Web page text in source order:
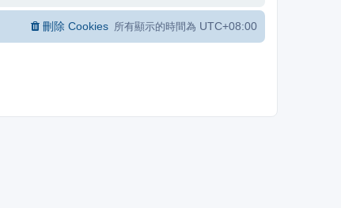
所有顯示的時間為 UTC+08:00
刪除 Cookies